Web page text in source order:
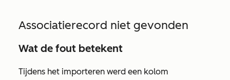
Associatierecord niet gevonden
Wat de fout betekent
Tijdens het importeren werd een kolom